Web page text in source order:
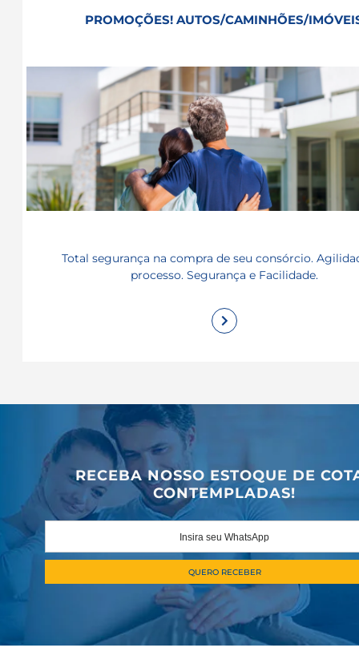
PROMOÇÕES! AUTOS/CAMINHÕES/
Total segurança na compra de seu consórcio.
processo. Segurança e Facilidade.
RECEBA NOSSO ESTOQUE DE
CONTEMPLADAS!